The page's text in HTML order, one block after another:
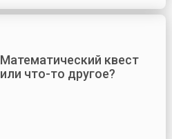
Математический квест
или что-то другое?